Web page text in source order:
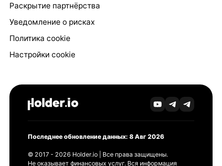
Раскрытие партнёрства
Уведомление о рисках
Политика cookie
Настройки cookie
Последнее обновление данных: 8 Авг 2026
© 2017 - 2026 Holder.io | Все права защищены.
Не оказывает финансовых услуг. Вся информация